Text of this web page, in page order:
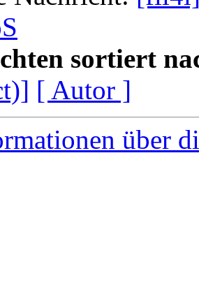
sortiert
[ Autor ]
über